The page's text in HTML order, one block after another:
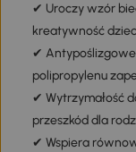
✔ Uroczy wzór
kreatywność
✔
polipropylenu
✔ Wytrzymałość
przeszkód dla
✔ Wspiera